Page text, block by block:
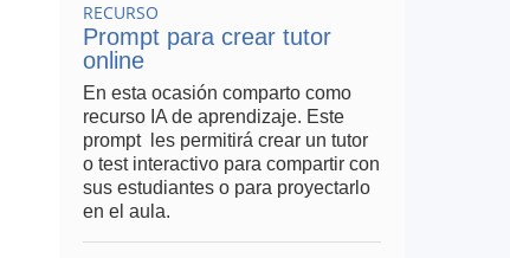
RECURSO
Prompt para crear tutor
online
En esta ocasión comparto como
recurso IA de aprendizaje. Este
prompt les permitirá crear un tutor
o test interactivo para compartir con
sus estudiantes o para proyectarlo
en el aula.